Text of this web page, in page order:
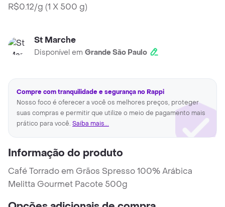
R$0.12/g (1 X 500 g)
St Marche
Disponível em Grande São Paulo
Compre com tranquilidade e segurança no Rappi
Nosso foco é oferecer a você os melhores preços, proteger
suas compras e permitir que utilize o meio de pagamento mais
prático para você. Saiba mais...
Informação do produto
Café Torrado em Grãos Spresso 100% Arábica
Melitta Gourmet Pacote 500g